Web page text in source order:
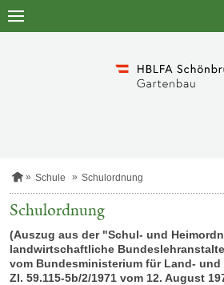
Zum
S
a
r
s
e
i
t
Schule Schulordnung
Schulordnung
(Auszug aus der "Schul- und
landwirtschaftliche
vom Bundesministerium für Land-
ZI. 59.115-5b/2/1971 vom 12. August